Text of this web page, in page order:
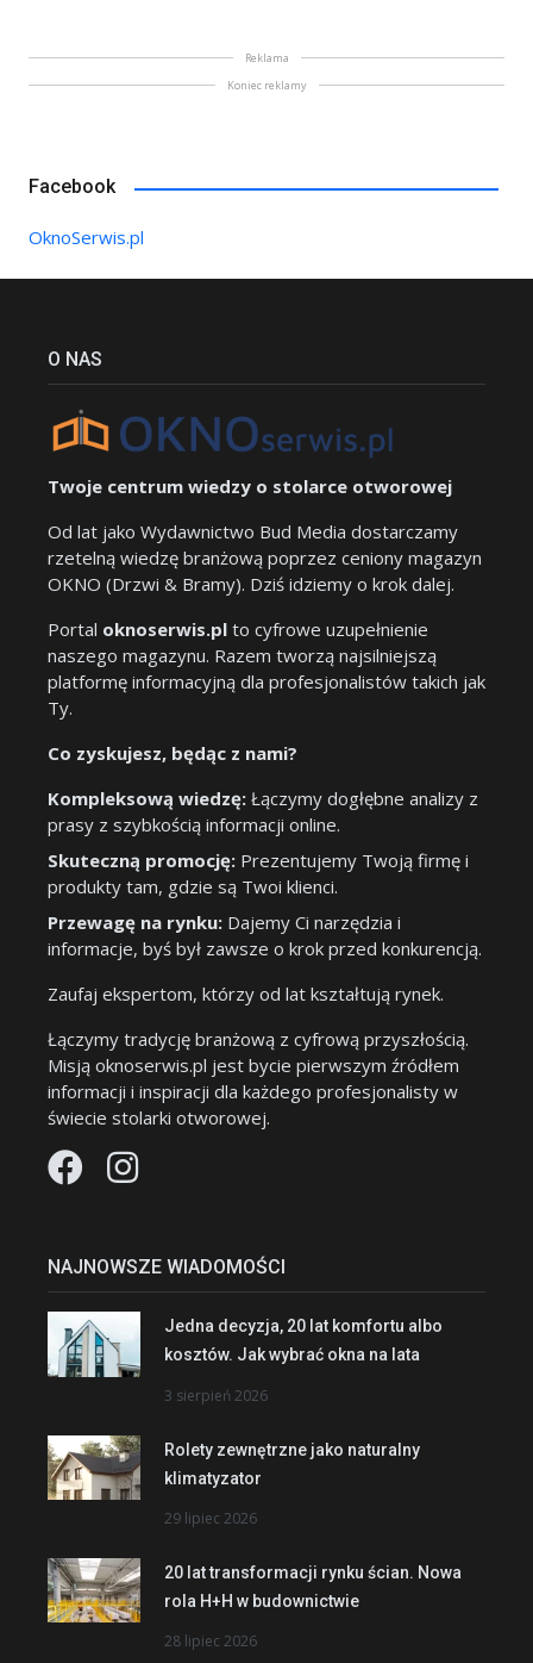
Reklama
Koniec reklamy
Facebook
OknoSerwis.pl
O NAS
Twoje centrum wiedzy o stolarce otworowej
Od lat jako Wydawnictwo Bud Media dostarczamy
rzetelną wiedzę branżową poprzez ceniony magazyn
OKNO (Drzwi & Bramy). Dziś idziemy o krok dalej.
Portal oknoserwis.pl to cyfrowe uzupełnienie
naszego magazynu. Razem tworzą najsilniejszą
platformę informacyjną dla profesjonalistów takich jak
Ty.
Co zyskujesz, będąc z nami?
Kompleksową wiedzę: Łączymy dogłębne analizy z
prasy z szybkością informacji online.
Skuteczną promocję: Prezentujemy Twoją firmę i
produkty tam, gdzie są Twoi klienci.
Przewagę na rynku: Dajemy Ci narzędzia i
informacje, byś był zawsze o krok przed konkurencją.
Zaufaj ekspertom, którzy od lat kształtują rynek.
Łączymy tradycję branżową z cyfrową przyszłością.
Misją oknoserwis.pl jest bycie pierwszym źródłem
informacji i inspiracji dla każdego profesjonalisty w
świecie stolarki otworowej.
NAJNOWSZE WIADOMOŚCI
Jedna decyzja, 20 lat komfortu albo
kosztów. Jak wybrać okna na lata
3 sierpień 2026
Rolety zewnętrzne jako naturalny
klimatyzator
29 lipiec 2026
20 lat transformacji rynku ścian. Nowa
rola H+H w budownictwie
28 lipiec 2026